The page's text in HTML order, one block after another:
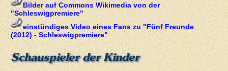
Bilder auf Commons Wikimedia von der
"Schleswigpremiere"
einstündiges Video eines Fans zu "Fünf Freunde
(2012) - Schleswigpremiere"
Schauspieler der Kinder